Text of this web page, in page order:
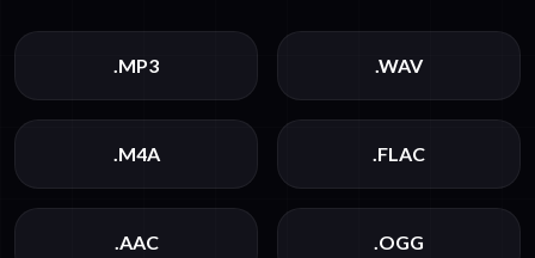
.MP3 .WAV
.M4A .FLAC
.AAC .OGG